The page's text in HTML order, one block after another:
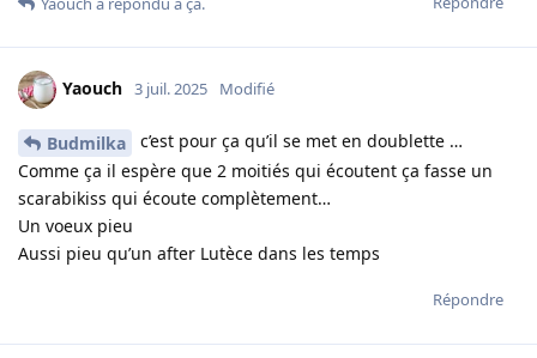
Yaouch 3 juil. 2025 Modifié
Budmilka
c’est pour ça qu’il se met en doublette …
Comme ça il espère que 2 moitiés qui écoutent ça fasse un
scarabikiss qui écoute complètement…
Un voeux pieu
Aussi pieu qu’un after Lutèce dans les temps
Répondre